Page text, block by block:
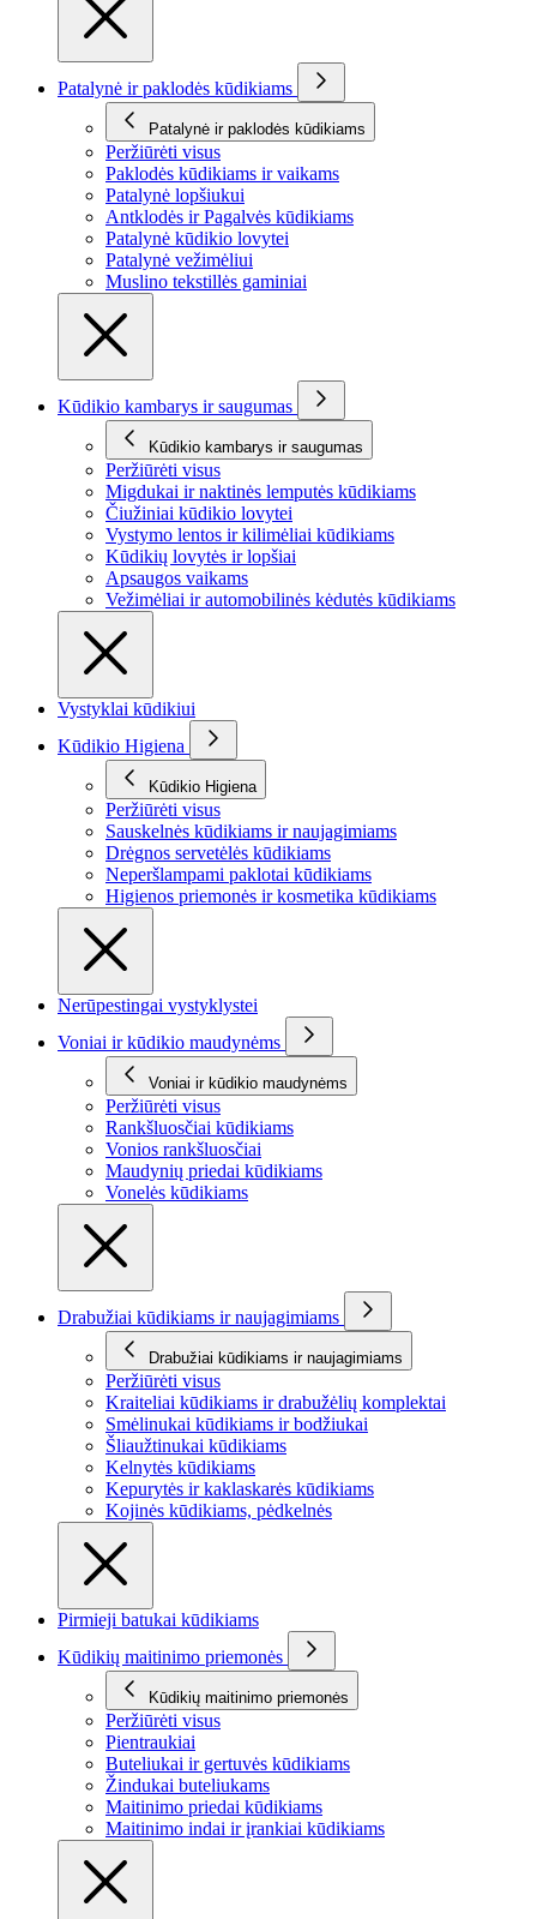
Patalynė ir paklodės kūdikiams
Patalynė ir paklodės kūdikiams
Peržiūrėti visus
Paklodės kūdikiams ir vaikams
Patalynė lopšiukui
Antklodės ir Pagalvės kūdikiams
Patalynė kūdikio lovytei
Patalynė vežimėliui
Muslino tekstillės gaminiai
Kūdikio kambarys ir saugumas
Kūdikio kambarys ir saugumas
Peržiūrėti visus
Migdukai ir naktinės lemputės kūdikiams
Čiužiniai kūdikio lovytei
Vystymo lentos ir kilimėliai kūdikiams
Kūdikių lovytės ir lopšiai
Apsaugos vaikams
Vežimėliai ir automobilinės kėdutės kūdikiams
Vystyklai kūdikiui
Kūdikio Higiena
Kūdikio Higiena
Peržiūrėti visus
Sauskelnės kūdikiams ir naujagimiams
Drėgnos servetėlės kūdikiams
Neperšlampami paklotai kūdikiams
Higienos priemonės ir kosmetika kūdikiams
Nerūpestingai vystyklystei
Voniai ir kūdikio maudynėms
Voniai ir kūdikio maudynėms
Peržiūrėti visus
Rankšluosčiai kūdikiams
Vonios rankšluosčiai
Maudynių priedai kūdikiams
Vonelės kūdikiams
Drabužiai kūdikiams ir naujagimiams
Drabužiai kūdikiams ir naujagimiams
Peržiūrėti visus
Kraiteliai kūdikiams ir drabužėlių komplektai
Smėlinukai kūdikiams ir bodžiukai
Šliaužtinukai kūdikiams
Kelnytės kūdikiams
Kepurytės ir kaklaskarės kūdikiams
Kojinės kūdikiams, pėdkelnės
Pirmieji batukai kūdikiams
Kūdikių maitinimo priemonės
Kūdikių maitinimo priemonės
Peržiūrėti visus
Pientraukiai
Buteliukai ir gertuvės kūdikiams
Žindukai buteliukams
Maitinimo priedai kūdikiams
Maitinimo indai ir įrankiai kūdikiams